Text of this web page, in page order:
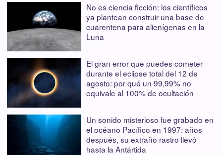
No es ciencia ficción: los científicos
ya plantean construir una base de
cuarentena para alienígenas en la
Luna
El gran error que puedes cometer
durante el eclipse total del 12 de
agosto: por qué un 99,99% no
equivale al 100% de ocultación
Un sonido misterioso fue grabado en
el océano Pacífico en 1997: años
después, su extraño rastro llevó
hasta la Antártida